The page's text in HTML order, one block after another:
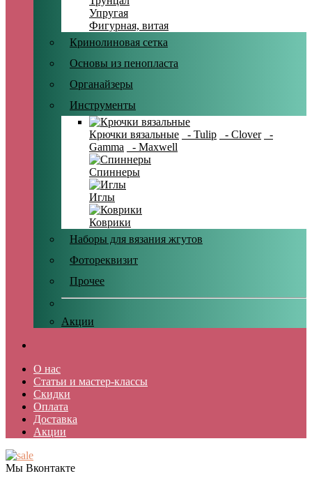
Упругая
Фигурная, витая
Кринолиновая сетка
Основы из пенопласта
Органайзеры
Инструменты
Крючки вязальные - Tulip - Clover
-
Gamma
- Maxwell
Спиннеры
Иглы
Коврики
Наборы для вязания жгутов
Фотореквизит
Прочее
Акции
О нас
Статьи и мастер-классы
Скидки
Оплата
Доставка
Акции
Мы Вконтакте